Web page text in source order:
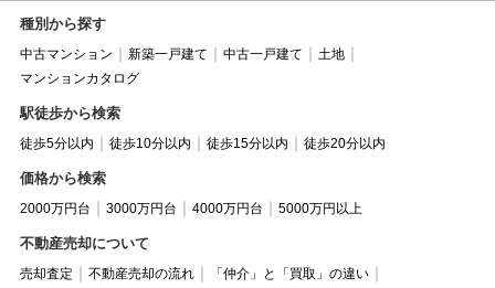
種別から探す
中古マンション 新築一戸建て 中古一戸建て
土地
マンションカタログ
駅徒歩から検索
徒歩5分以内 徒歩10分以内 徒歩15分以内 徒歩20分以内
価格から検索
2000万円台 3000万円台 4000万円台 5000万円以上
不動産売却について
売却査定 不動産売却の流れ
「仲介」と「買取」の違い